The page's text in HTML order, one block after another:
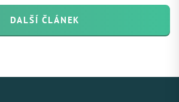
DALŠÍ ČLÁNEK